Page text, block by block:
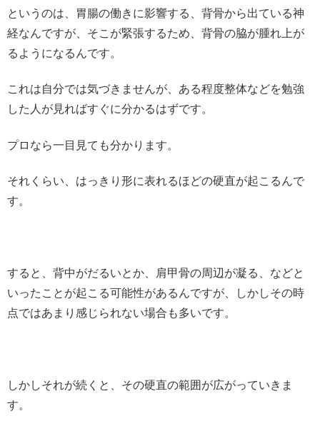
というのは、胃腸の働きに影響する、背骨から出ている神
経なんですが、そこが緊張するため、背骨の脇が腫れ上が
るようになるんです。
これは自分では気づきませんが、ある程度整体などを勉強
した人が見ればすぐに分かるはずです。
プロなら一目見ても分かります。
それくらい、はっきり形に表れるほどの硬直が起こるんで
す。
すると、背中がだるいとか、肩甲骨の周辺が凝る、などと
いったことが起こる可能性があるんですが、しかしその時
点ではあまり感じられない場合も多いです。
しかしそれが続くと、その硬直の範囲が広がっていきま
す。